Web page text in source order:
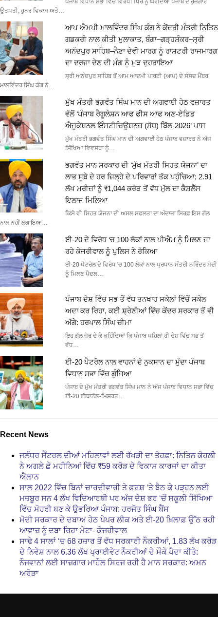
ਪੰਜਾਬ ਵਿਧਾਨ ਸਭਾ ਵਿੱਚ ਵਿਰੋਧੀ ਧਿਰ ਨੂੰ ਘੇਰਦਿਆਂ ਪੰਜਾਬ ਦੇ ਰੁਜ਼ਗਾਰ
ਉਤਪਤੀ, ਹੁਨਰ ਵਿਕਾਸ ਅਤੇ…
ਆਪ ਐਮਪੀ ਮਾਲਵਿੰਦਰ ਸਿੰਘ ਕੰਗ ਨੇ ਕੇਂਦਰੀ ਮੰਤਰੀ ਨਿਤਿਨ
ਗਡਕਰੀ ਨਾਲ ਕੀਤੀ ਮੁਲਾਕਾਤ, ਬੰਗਾ–ਗੜ੍ਹਸ਼ੰਕਰ–ਸ੍ਰੀ
ਅਨੰਦਪੁਰ ਸਾਹਿਬ–ਨੈਣਾ ਦੇਵੀ ਮਾਰਗ ਨੂੰ ਰਾਸ਼ਟਰੀ ਰਾਜਮਾਰਗ
ਦਾ ਦਰਜਾ ਦੇਣ ਦੀ ਮੰਗ ਨੂੰ ਮੁੜ ਦੁਹਰਾਇਆ
ਸ੍ਰੀ ਅਨੰਦਪੁਰ ਸਾਹਿਬ ਤੋਂ ਆਮ ਆਦਮੀ ਪਾਰਟੀ (ਆਪ) ਦੇ ਸੰਸਦ ਮੈਂਬਰ
ਮਾਲਵਿੰਦਰ ਸਿੰਘ ਕੰਗ ਨੇ…
ਮੁੱਖ ਮੰਤਰੀ ਭਗਵੰਤ ਸਿੰਘ ਮਾਨ ਦੀ ਅਗਵਾਈ ਹੇਠ ਵਜ਼ਾਰਤ
ਵੱਲੋਂ ‘ਪੰਜਾਬ ਰੈਗੂਲੇਸ਼ਨ ਆਫ ਫੀਸ ਆਫ ਅਣ-ਏਡਿਡ
ਐਜੂਕੇਸ਼ਨਲ ਇੰਸਟੀਚਿਊਸ਼ਨਜ਼ (ਸੋਧ) ਬਿੱਲ-2026’ ਪਾਸ
ਮੁੱਖ ਮੰਤਰੀ ਭਗਵੰਤ ਸਿੰਘ ਮਾਨ ਦੀ ਅਗਵਾਈ ਹੇਠ ਪੰਜਾਬ ਵਜ਼ਾਰਤ ਨੇ ਅੱਜ
ਸਿੱਖਿਆ ਵਿਵਸਥਾ ਨੂੰ…
ਭਗਵੰਤ ਮਾਨ ਸਰਕਾਰ ਦੀ ‘ਮੁੱਖ ਮੰਤਰੀ ਸਿਹਤ ਯੋਜਨਾ’ ਦਾ
ਲਾਭ ਸੂਬੇ ਦੇ ਹਰ ਜ਼ਿਲ੍ਹੇ ਦੇ ਪਰਿਵਾਰਾਂ ਤੱਕ ਪਹੁੰਚਿਆ; 2.91
ਲੱਖ ਮਰੀਜ਼ਾਂ ਨੂੰ ₹1,044 ਕਰੋੜ ਤੋਂ ਵੱਧ ਮੁੱਲ ਦਾ ਕੈਸ਼ਲੈੱਸ
ਇਲਾਜ ਮਿਲਿਆ
ਕਿਸੇ ਵੀ ਸਿਹਤ ਯੋਜਨਾ ਦੀ ਅਸਲ ਸਫ਼ਲਤਾ ਦਾ ਅੰਦਾਜ਼ਾ ਸਿਰਫ਼ ਇਸ ਗੱਲ
ਨਾਲ ਨਹੀਂ ਲਗਾਇਆ…
ਈ-20 ਦੇ ਵਿਰੋਧ ‘ਚ 100 ਲੋਕਾਂ ਨਾਲ ਪੀਐਮ ਨੂੰ ਮਿਲਣ ਜਾ
ਰਹੇ ਕੇਜਰੀਵਾਲ ਨੂੰ ਪੁਲਿਸ ਨੇ ਰੋਕਿਆ
ਈ-20 ਪੈਟਰੋਲ ਦੇ ਵਿਰੋਧ 'ਚ 100 ਲੋਕਾਂ ਨਾਲ ਪ੍ਰਧਾਨ ਮੰਤਰੀ ਨਰਿੰਦਰ ਮੋਦੀ
ਨੂੰ ਮਿਲਣ ਪੈਦਲ…
ਪੰਜਾਬ ਦੇਸ਼ ਵਿੱਚ ਸਭ ਤੋਂ ਵੱਧ ਤਨਖਾਹ ਸਕੇਲਾਂ ਵਿੱਚੋਂ ਸਕੇਲ
ਅਦਾ ਕਰ ਰਿਹਾ, ਕਈ ਸ਼੍ਰੇਣੀਆਂ ਵਿੱਚ ਕੇਂਦਰ ਸਰਕਾਰ ਤੋਂ ਵੀ
ਅੱਗੇ: ਹਰਪਾਲ ਸਿੰਘ ਚੀਮਾ
ਇਹ ਗੱਲ ਜ਼ੋਰ ਦੇ ਕੇ ਕਹਿੰਦਿਆਂ ਕਿ ਪੰਜਾਬ ਪਹਿਲਾਂ ਹੀ ਦੇਸ਼ ਵਿੱਚ ਸਭ ਤੋਂ
ਵੱਧ…
ਈ-20 ਪੈਟਰੋਲ ਨਾਲ ਵਾਹਨਾਂ ਦੇ ਨੁਕਸਾਨ ਦਾ ਮੁੱਦਾ ਪੰਜਾਬ
ਵਿਧਾਨ ਸਭਾ ਵਿੱਚ ਗੂੰਜਿਆ
ਪੰਜਾਬ ਦੇ ਮੁੱਖ ਮੰਤਰੀ ਭਗਵੰਤ ਸਿੰਘ ਮਾਨ ਨੇ ਅੱਜ ਪੰਜਾਬ ਵਿਧਾਨ ਸਭਾ ਵਿੱਚ
ਈ-20 ਈਥਾਨੌਲ-ਮਿਸ਼ਰਤ…
Recent News
ਜਲੰਧਰ ਸੈਂਟਰਲ ਦੀਆਂ ਮਹਿਲਾਵਾਂ ਲਈ ਰੱਖੜੀ ਦਾ ਤੋਹਫ਼ਾ: ਨਿਤਿਨ ਕੋਹਲੀ
ਨੇ ਅਗਲੇ ਛੇ ਮਹੀਨਿਆਂ ਵਿੱਚ ₹59 ਕਰੋੜ ਦੇ ਵਿਕਾਸ ਕਾਰਜਾਂ ਦਾ ਕੀਤਾ
ਐਲਾਨ
ਸਾਲ 2022 ਵਿੱਚ ਬਿਨਾਂ ਚਾਰਦੀਵਾਰੀ ਤੇ ਫ਼ਰਸ਼ ‘ਤੇ ਬੈਠ ਕੇ ਪੜ੍ਹਨ ਲਈ
ਮਜ਼ਬੂਰ ਸਨ 4 ਲੱਖ ਵਿਦਿਆਰਥੀ ਪਰ ਅੱਜ ਦੇਸ਼ ਭਰ ‘ਚੋਂ ਸਕੂਲੀ ਸਿੱਖਿਆ
ਵਿੱਚ ਮੋਹਰੀ ਬਣ ਕੇ ਉਭਰਿਆ ਪੰਜਾਬ: ਹਰਜੋਤ ਸਿੰਘ ਬੈਂਸ
ਮੋਦੀ ਸਰਕਾਰ ਦੇ ਦਬਾਅ ਹੇਠ ਪੇਪਰ ਲੀਕ ਅਤੇ ਈ-20 ਖ਼ਿਲਾਫ਼ ਉੱਠ ਰਹੀ
ਆਵਾਜ਼ ਨੂੰ ਦਬਾ ਰਿਹਾ ਮੇਟਾ- ਕੇਜਰੀਵਾਲ
ਸਾਢੇ 4 ਸਾਲਾਂ ‘ਚ 68 ਹਜ਼ਾਰ ਤੋਂ ਵੱਧ ਸਰਕਾਰੀ ਨੌਕਰੀਆਂ, 1.83 ਲੱਖ ਕਰੋੜ
ਦੇ ਨਿਵੇਸ਼ ਨਾਲ 6.36 ਲੱਖ ਪ੍ਰਾਈਵੇਟ ਨੌਕਰੀਆਂ ਦੇ ਮੌਕੇ ਪੈਦਾ ਕੀਤੇ:
ਨੌਜਵਾਨਾਂ ਲਈ ਸਾਜ਼ਗਾਰ ਮਾਹੌਲ ਸਿਰਜ ਰਹੀ ਹੈ ਮਾਨ ਸਰਕਾਰ: ਅਮਨ
ਅਰੋੜਾ